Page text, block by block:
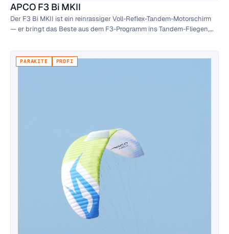
APCO F3 Bi MKII
Der F3 Bi MKII ist ein reinrassiger Voll-Reflex-Tandem-Motorschirm
— er bringt das Beste aus dem F3-Programm ins Tandem-Fliegen,
PARAKITE PROFI